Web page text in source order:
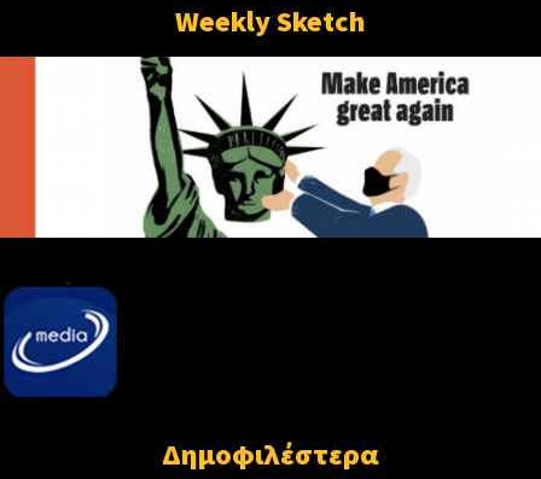
Weekly Sketch
Δημοφιλέστερα